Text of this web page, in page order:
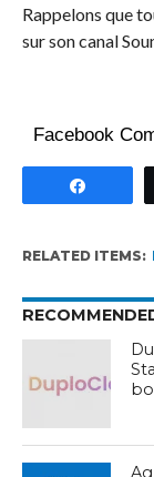
Rappelons que
sur son canal
Facebook
RELATED ITEMS: